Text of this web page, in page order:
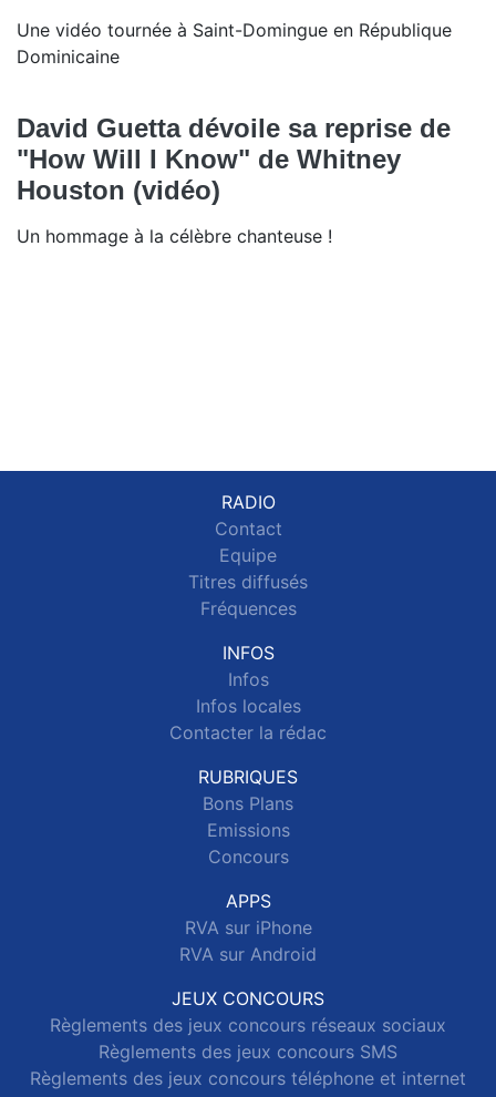
Une vidéo tournée à Saint-Domingue en République
Dominicaine
David Guetta dévoile sa reprise de
"How Will I Know" de Whitney
Houston (vidéo)
Un hommage à la célèbre chanteuse !
RADIO
Contact
Equipe
Titres diffusés
Fréquences
INFOS
Infos
Infos locales
Contacter la rédac
RUBRIQUES
Bons Plans
Emissions
Concours
APPS
RVA sur iPhone
RVA sur Android
JEUX CONCOURS
Règlements des jeux concours réseaux sociaux
Règlements des jeux concours SMS
Règlements des jeux concours téléphone et internet